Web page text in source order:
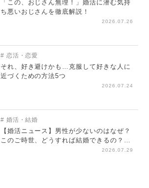
「この、おじさん無理！」婚活に潜む気持
ち悪いおじさんを徹底解説！
2026.07.26
恋活・恋愛
それ、好き避けかも…克服して好きな人に
近づくための方法5つ
2026.07.24
婚活・結婚
【婚活ニュース】男性が少ないのはなぜ？
このご時世、どうすれば結婚できるの？
2026.07.29